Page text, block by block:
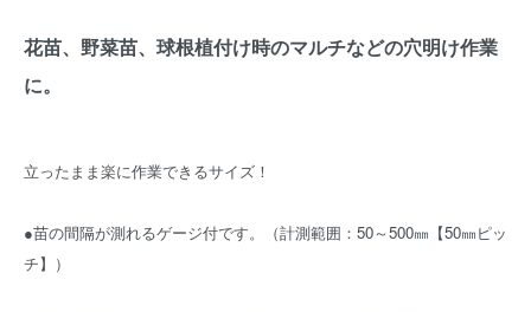
花苗、野菜苗、球根植付け時のマルチなどの穴明け作業
に。
立ったまま楽に作業できるサイズ！
●苗の間隔が測れるゲージ付です。（計測範囲：50～500㎜【50㎜ピッ
チ】）